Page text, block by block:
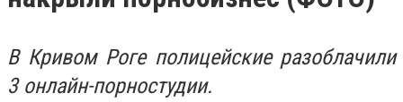
В Кривом Роге полицейские разоблачили
3 онлайн-порностудии.